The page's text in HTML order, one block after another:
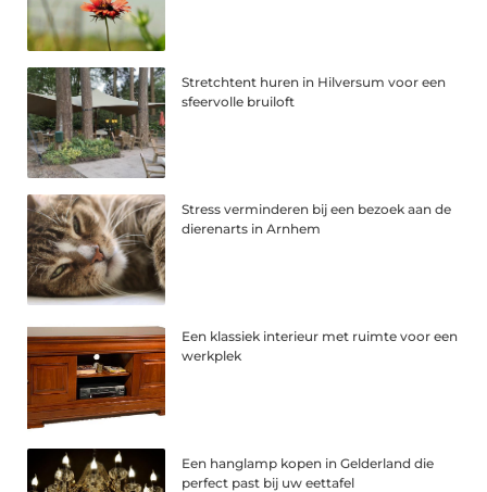
Stretchtent huren in Hilversum voor een
sfeervolle bruiloft
Stress verminderen bij een bezoek aan de
dierenarts in Arnhem
Een klassiek interieur met ruimte voor een
werkplek
Een hanglamp kopen in Gelderland die
perfect past bij uw eettafel